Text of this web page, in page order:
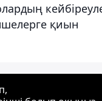
қиын